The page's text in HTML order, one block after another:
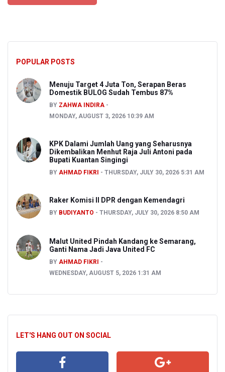
POPULAR POSTS
Menuju Target 4 Juta Ton, Serapan Beras
Domestik BULOG Sudah Tembus 87%
BY ZAHWA INDIRA
MONDAY, AUGUST 3, 2026 10:39 AM
KPK Dalami Jumlah Uang yang Seharusnya
Dikembalikan Menhut Raja Juli Antoni pada
Bupati Kuantan Singingi
BY AHMAD FIKRI THURSDAY, JULY 30, 2026 5:31 AM
Raker Komisi II DPR dengan Kemendagri
BY BUDIYANTO THURSDAY, JULY 30, 2026 8:50 AM
Malut United Pindah Kandang ke Semarang,
Ganti Nama Jadi Java United FC
BY AHMAD FIKRI
WEDNESDAY, AUGUST 5, 2026 1:31 AM
LET'S HANG OUT ON SOCIAL